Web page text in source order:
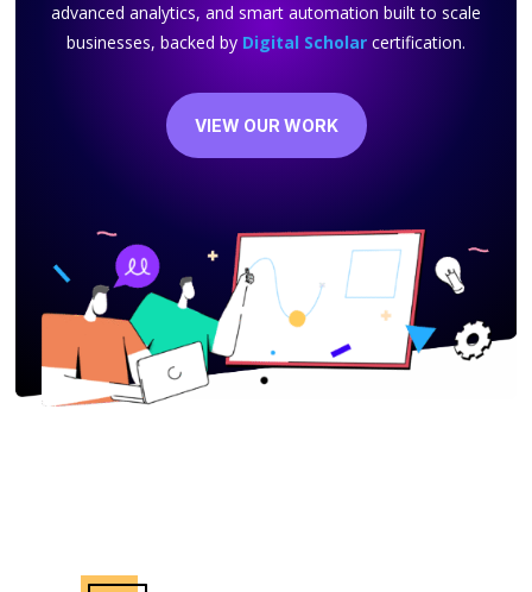
advanced analytics, and smart automation built to scale
businesses, backed by Digital Scholar certification.
VIEW OUR WORK